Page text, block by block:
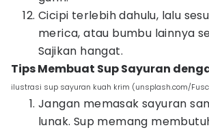
Cicipi terlebih dahulu, lalu
merica, atau bumbu lainnya
Sajikan hangat.
Tips Membuat Sup Sayuran
ilustrasi sup sayuran kuah krim (unsplash.com/
Jangan memasak sayuran
lunak. Sup memang